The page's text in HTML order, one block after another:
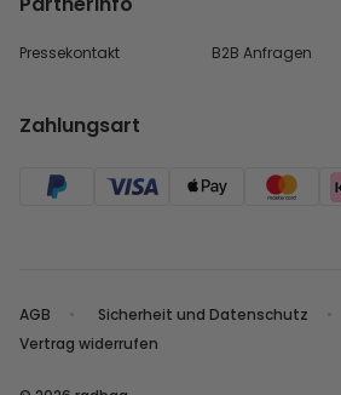
Pressekontakt B2B Anfragen
Zahlungsart
AGB Sicherheit und Datenschutz
Vertrag widerrufen